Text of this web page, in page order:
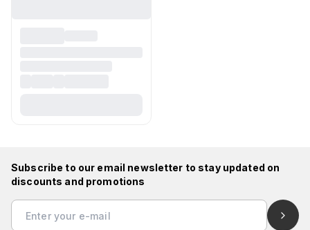
Subscribe to our email newsletter to stay updated on
discounts and promotions